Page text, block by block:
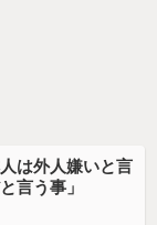
は外人嫌いと言
言う事」